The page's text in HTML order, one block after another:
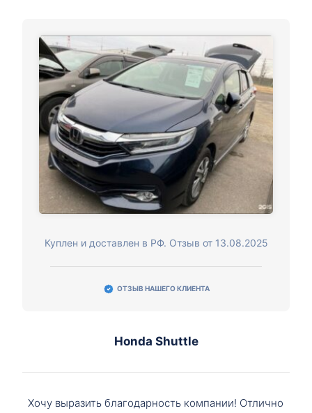
Куплен и доставлен в РФ. Отзыв от 13.08.2025
ОТЗЫВ НАШЕГО КЛИЕНТА
Honda Shuttle
Хочу выразить благодарность компании! Отлично